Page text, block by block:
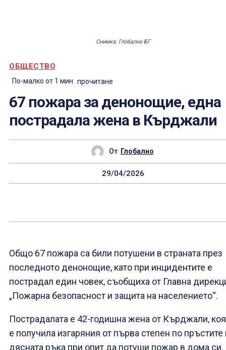
Снимка: Глобално БГ
ОБЩЕСТВО
По-малко от 1 мин. прочитане
67 пожара за денонощие, една
пострадала жена в Кърджали
От Глобално
29/04/2026
Общо 67 пожара са били потушени в страната през
последното денонощие, като при инцидентите е
пострадал един човек, съобщиха от Главна
„Пожарна безопасност и защита на населението“.
Пострадалата е 42-годишна жена от Кърджали,
е получила изгаряния от първа степен по пръстите
дясната ръка при опит да потуши пожар в дома си.